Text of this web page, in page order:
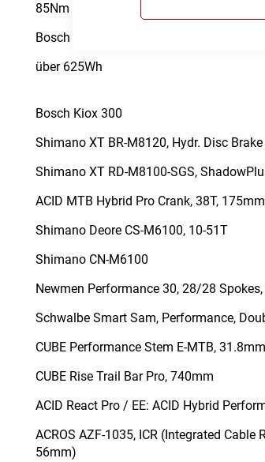
85Nm
Bosch PowerTube 750
über 625Wh
Bosch Kiox 300
Shimano XT BR-M8120, Hydr. Disc
Shimano XT RD-M8100-SGS,
ACID MTB Hybrid Pro Crank, 38T, 175mm
Shimano Deore CS-M6100, 10-51T
Shimano CN-M6100
Newmen Performance 30, 28/28
Schwalbe Smart Sam, Performance,
CUBE Performance Stem E-MTB, 31.8mm
CUBE Rise Trail Bar Pro, 740mm
ACID React Pro / EE: ACID Hybrid
ACROS AZF-1035, ICR (Integrated
56mm)